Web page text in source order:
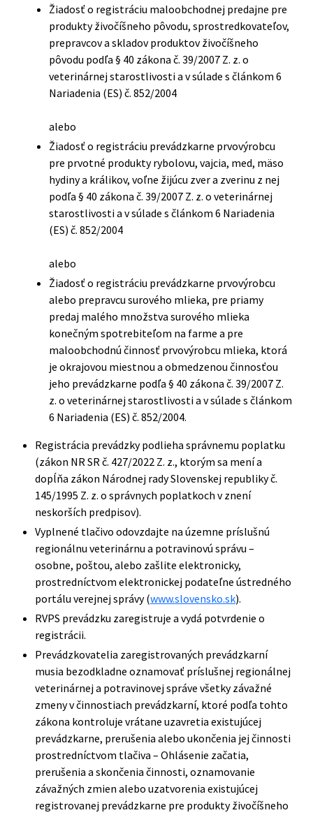
Žiadosť o registráciu maloobchodnej predajne pre
produkty živočíšneho pôvodu, sprostredkovateľov,
prepravcov a skladov produktov živočíšneho
pôvodu podľa § 40 zákona č. 39/2007 Z. z. o
veterinárnej starostlivosti a v súlade s článkom 6
Nariadenia (ES) č. 852/2004
alebo
Žiadosť o registráciu prevádzkarne prvovýrobcu
pre prvotné produkty rybolovu, vajcia, med, mäso
hydiny a králikov, voľne žijúcu zver a zverinu z nej
podľa § 40 zákona č. 39/2007 Z. z. o veterinárnej
starostlivosti a v súlade s článkom 6 Nariadenia
(ES) č. 852/2004
alebo
Žiadosť o registráciu prevádzkarne prvovýrobcu
alebo prepravcu surového mlieka, pre priamy
predaj malého množstva surového mlieka
konečným spotrebiteľom na farme a pre
maloobchodnú činnosť prvovýrobcu mlieka, ktorá
je okrajovou miestnou a obmedzenou činnosťou
jeho prevádzkarne podľa § 40 zákona č. 39/2007 Z.
z. o veterinárnej starostlivosti a v súlade s článkom
6 Nariadenia (ES) č. 852/2004.
Registrácia prevádzky podlieha správnemu poplatku
(zákon NR SR č. 427/2022 Z. z., ktorým sa mení a
dopĺňa zákon Národnej rady Slovenskej republiky č.
145/1995 Z. z. o správnych poplatkoch v znení
neskorších predpisov).
Vyplnené tlačivo odovzdajte na územne príslušnú
regionálnu veterinárnu a potravinovú správu –
osobne, poštou, alebo zašlite elektronicky,
prostredníctvom elektronickej podateľne ústredného
portálu verejnej správy (www.slovensko.sk).
RVPS prevádzku zaregistruje a vydá potvrdenie o
registrácii.
Prevádzkovatelia zaregistrovaných prevádzkarní
musia bezodkladne oznamovať príslušnej regionálnej
veterinárnej a potravinovej správe všetky závažné
zmeny v činnostiach prevádzkarní, ktoré podľa tohto
zákona kontroluje vrátane uzavretia existujúcej
prevádzkarne, prerušenia alebo ukončenia jej činnosti
prostredníctvom tlačiva – Ohlásenie začatia,
prerušenia a skončenia činnosti, oznamovanie
závažných zmien alebo uzatvorenia existujúcej
registrovanej prevádzkarne pre produkty živočíšneho